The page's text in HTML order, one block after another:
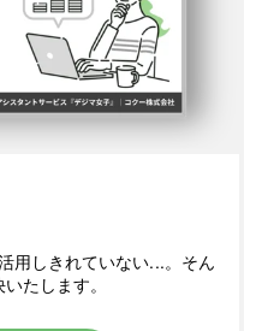
用しきれていない...。そん
たします。